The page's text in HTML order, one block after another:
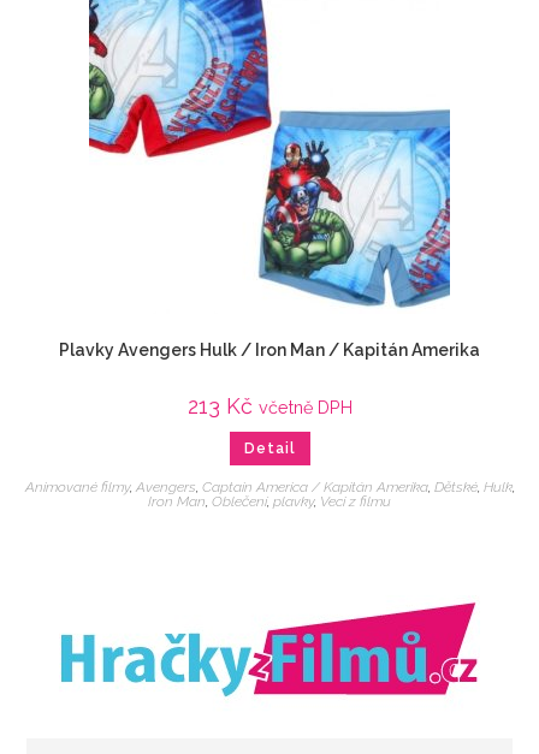
Plavky Avengers Hulk / Iron Man / Kapitán Amerika
213 Kč včetně DPH
Detail
Animované filmy, Avengers, Captain America / Kapitán Amerika, Dětské, Hulk,
Iron Man, Oblečení, plavky, Veci z filmu